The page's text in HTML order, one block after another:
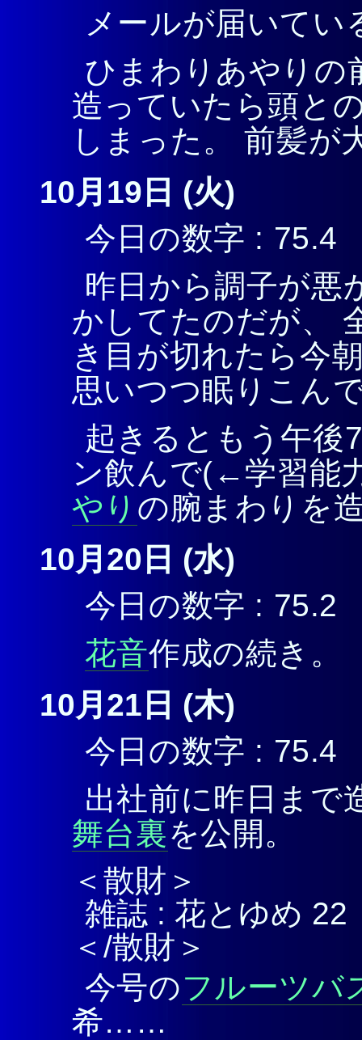
メールが届いて
ひまわりあやりの
造っていたら頭と
しまった。 前髪が
10月19日 (火)
今日の数字 : 75.4
昨日から調子が悪
かしてたのだが、
き目が切れたら今
思いつつ眠りこん
起きるともう午後
ン飲んで(←学習能
やり の腕まわりを
10月20日 (水)
今日の数字 : 75.2
花音作成の続き。
10月21日 (木)
今日の数字 : 75.4
出社前に昨日まで
舞台裏を公開。
＜散財＞
雑誌 : 花とゆめ 22
＜/散財＞
今号のフルーツバ
希……